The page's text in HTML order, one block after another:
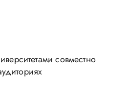
совместно